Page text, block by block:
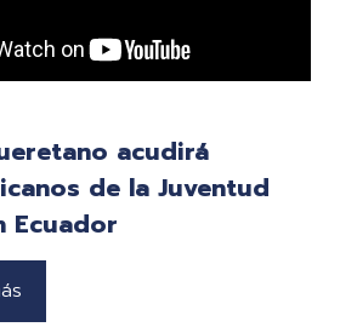
acudirá
de la Juventud
Ecuador